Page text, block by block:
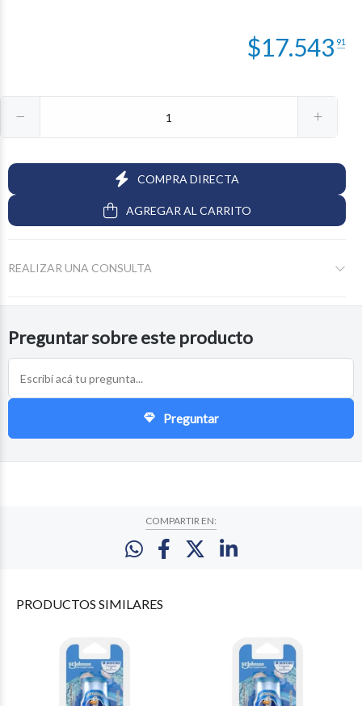
$17.543 91
COMPRA DIRECTA
AGREGAR AL CARRITO
REALIZAR UNA CONSULTA
Preguntar sobre este producto
Preguntar
COMPARTIR EN:
PRODUCTOS SIMILARES